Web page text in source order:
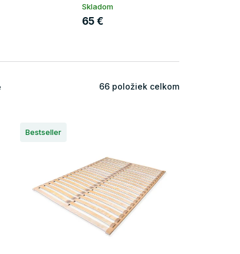
Skladom
65 €
66 položiek celkom
Bestseller